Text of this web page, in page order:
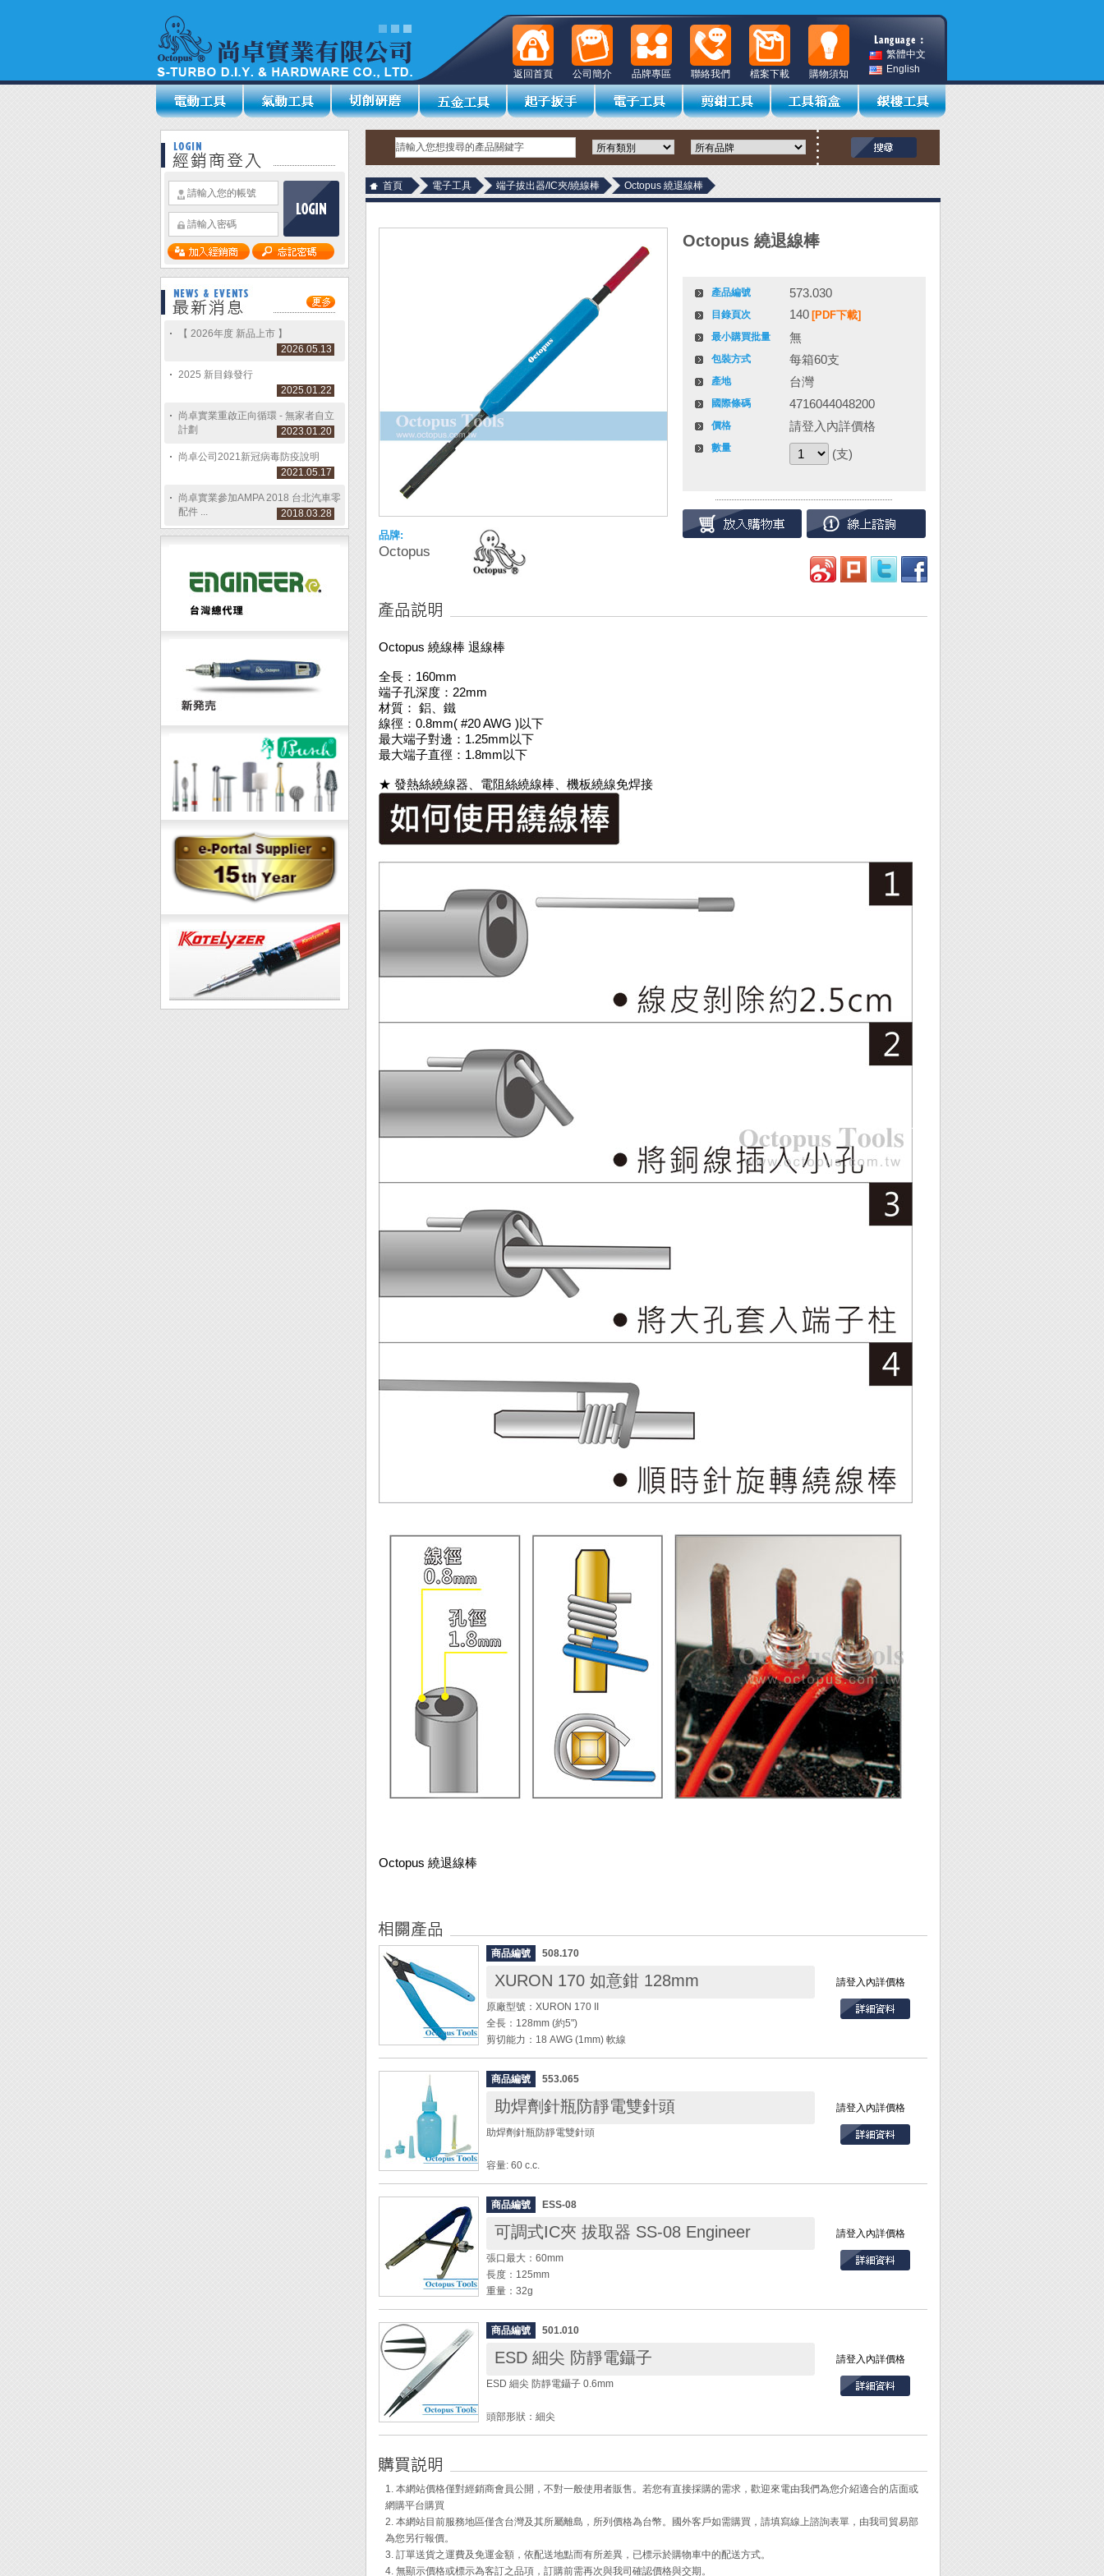
繁體中文
English
購物須知
檔案下載
聯絡我們
品牌專區
公司簡介
返回首頁
【 2026年度 新品上市 】
2026.05.13
2025 新目錄發行
2025.01.22
尚卓實業重啟正向循環 - 無家者自立
計劃
2023.01.20
尚卓公司2021新冠病毒防疫說明
2021.05.17
尚卓實業參加AMPA 2018 台北汽車零
配件 ...
2018.03.28
首頁 電子工具 端子拔出器/IC夾/繞線棒 Octopus 繞退線棒
品牌:
Octopus
Octopus 繞退線棒
產品編號 573.030
目錄頁次 140 [PDF下載]
最小購買批量 無
包裝方式 每箱60支
產地 台灣
國際條碼 4716044048200
價格 請登入內詳價格
數量 (支)
Octopus 繞線棒 退線棒
全長：160mm
端子孔深度：22mm
材質： 鋁、鐵
線徑：0.8mm( #20 AWG )以下
最大端子對邊：1.25mm以下
最大端子直徑：1.8mm以下
★ 發熱絲繞線器、電阻絲繞線棒、機板繞線免焊接
Octopus 繞退線棒
商品編號 508.170
XURON 170 如意鉗 128mm 請登入內詳價格
原廠型號：XURON 170 II
全長：128mm (約5")
剪切能力：18 AWG (1mm) 軟線
洛氏硬度：54-56 Rc
◆ 40年經典如意鉗，符合人體工學的手型設計。
◆ 纖瘦的外型可深入密集元件處。
◆ Xuron的刀口前端略為交錯，這種獨特的設計使剪切時更省力，且不會因
商品編號 553.065
助焊劑針瓶防靜電雙針頭 請登入內詳價格
助焊劑針瓶防靜電雙針頭
容量: 60 c.c.
材質: PE
針孔口徑: 0.25㎜ / 0.50㎜ 針頭各1只
◆ 本體為導電塑膠成型，永久防靜電。防靜電材質10^9~10^11Ω/spuare。
◆ 可控制溶劑流量，節省溶劑使用，降低成本。
◆ 可防止氣體揮發，造成人體傷害。
◆ 耐用度高，不需經常更換。
商品編號 ESS-08
可調式IC夾 拔取器 SS-08 Engineer 請登入內詳價格
張口最大：60mm
長度：125mm
重量：32g
材質：不鏽鋼；PVC
◆ 8~42腳座適用
商品編號 501.010
ESD 細尖 防靜電鑷子 請登入內詳價格
ESD 細尖 防靜電鑷子 0.6mm
頭部形狀：細尖
長度：130mm
頭端尺寸：0.6mm
◆ 鑷子頭部材質為PPS導電性塑膠材質，頭部前端為可拆式。
◆ 防靜電、防腐蝕、高硬度。
◆ 適用於電子業精密操作使用。
1. 本網站價格僅對經銷商會員公開，不對一般使用者販售。若您有直接採購的需求，歡迎來電由我們為您介紹適合的店面或
網購平台購買
2. 本網站目前服務地區僅含台灣及其所屬離島，所列價格為台幣。國外客戶如需購買，請填寫線上諮詢表單，由我司貿易部
為您另行報價。
3. 訂單送貨之運費及免運金額，依配送地點而有所差異，已標示於購物車中的配送方式。
4. 無顯示價格或標示為客訂之品項，訂購前需再次與我司確認價格與交期。